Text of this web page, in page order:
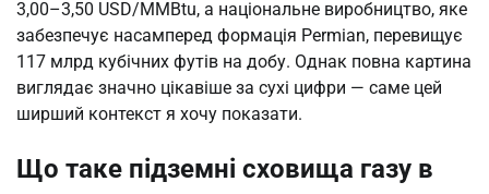
3,00–3,50 USD/MMBtu, а національне виробництво, яке
забезпечує насамперед формація Permian, перевищує
117 млрд кубічних футів на добу. Однак повна картина
виглядає значно цікавіше за сухі цифри — саме цей
ширший контекст я хочу показати.
Що таке підземні сховища газу в